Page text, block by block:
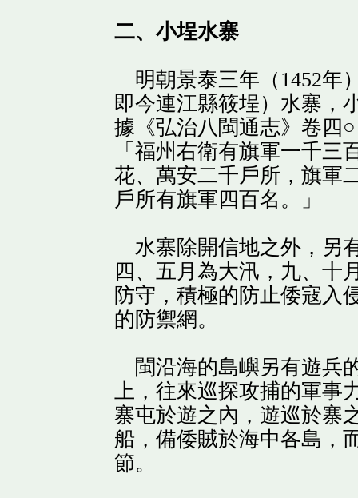
二、小埕水寨
明朝景泰三年（1452年
即今連江縣筱埕）水寨，
據《弘治八閩通志》卷四
「福州右衛有旗軍一千
花、萬安二千戶所，旗軍
戶所有旗軍四百名。」
水寨除開信地之外，另
四、五月為大汛，九、十
防守，積極的防止倭寇入
的防禦網。
閩沿海的島嶼另有遊兵
上，往來巡探攻捕的軍事
寨屯於遊之內，遊巡於寨
船，備倭賊於海中各島，
節。